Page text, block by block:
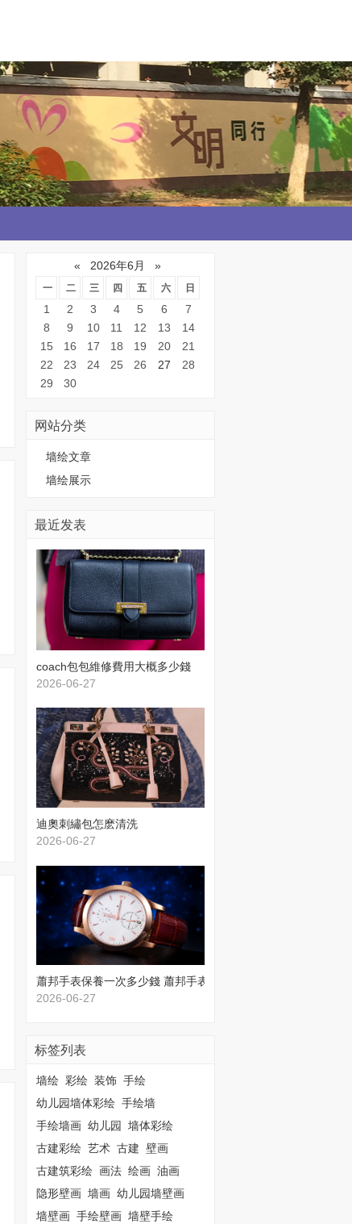
« 2026年6月 »
一 二 三 四 五 六 日
1 2 3 4 5 6
7
8
9 10 11 12 13
14
15
16 17 18 19 20
21
22
23 24 25 26 27
28
29
30
网站分类
墙绘文章
墙绘展示
最近发表
​coach包包維修費用大概多少錢
2026-06-27
​迪奧刺繡包怎麽清洗
2026-06-27
蕭邦手表保養一次多少錢 蕭邦手表保養價格
2026-06-27
标签列表
墙绘 彩绘 装饰 手绘
幼儿园墙体彩绘 手绘墙
手绘墙画 幼儿园
墙体彩绘
古建彩绘 艺术 古建 壁画
古建筑彩绘 画法 绘画 油画
隐形壁画 墙画 幼儿园墙壁画
墙壁画 手绘壁画 墙壁手绘